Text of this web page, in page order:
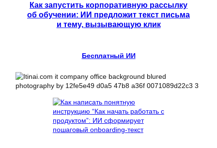
Как запустить корпоративную рассылку
об обучении: ИИ предложит текст письма
и тему, вызывающую клик
Бесплатный ИИ